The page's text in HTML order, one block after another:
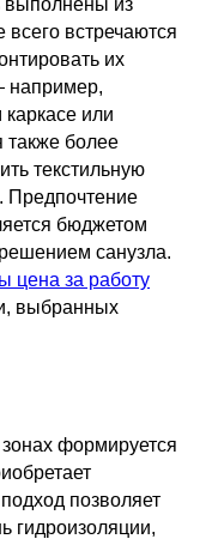
встречаются
их
например,
или
также более
текстильную
Предпочтение
бюджетом
санузла.
цена за работу
выбранных
формируется
позволяет
гидроизоляции,